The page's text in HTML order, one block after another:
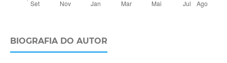
BIOGRAFIA DO AUTOR